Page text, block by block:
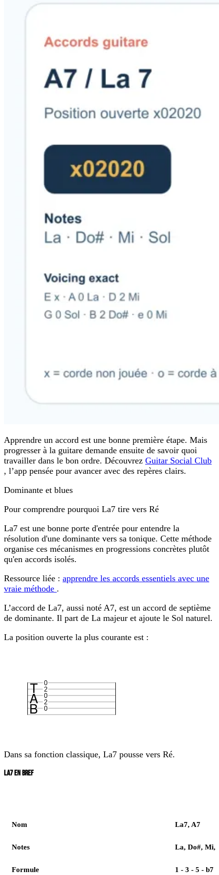
Apprendre un accord est une bonne première étape. Mais
progresser à la guitare demande ensuite de savoir quoi
travailler dans le bon ordre. Découvrez Guitar Social Club
, l’app pensée pour avancer avec des repères clairs.
Dominante et blues
Pour comprendre pourquoi La7 tire vers Ré
La7 est une bonne porte d'entrée pour entendre la
résolution d'une dominante vers sa tonique. Cette méthode
organise ces mécanismes en progressions concrètes plutôt
qu'en accords isolés.
Ressource liée : apprendre les accords essentiels avec une
vraie méthode .
L’accord de La7, aussi noté A7, est un accord de septième
de dominante. Il part de La majeur et ajoute le Sol naturel.
La position ouverte la plus courante est :
0
2
0
2
0
Dans sa fonction classique, La7 pousse vers Ré.
LA7 EN BREF
Nom La7, A7
Notes La, Do#, Mi,
Formule 1 - 3 - 5 - b7